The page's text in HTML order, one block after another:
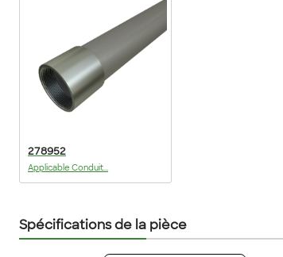
278952
Applicable Conduit...
Spécifications de la pièce